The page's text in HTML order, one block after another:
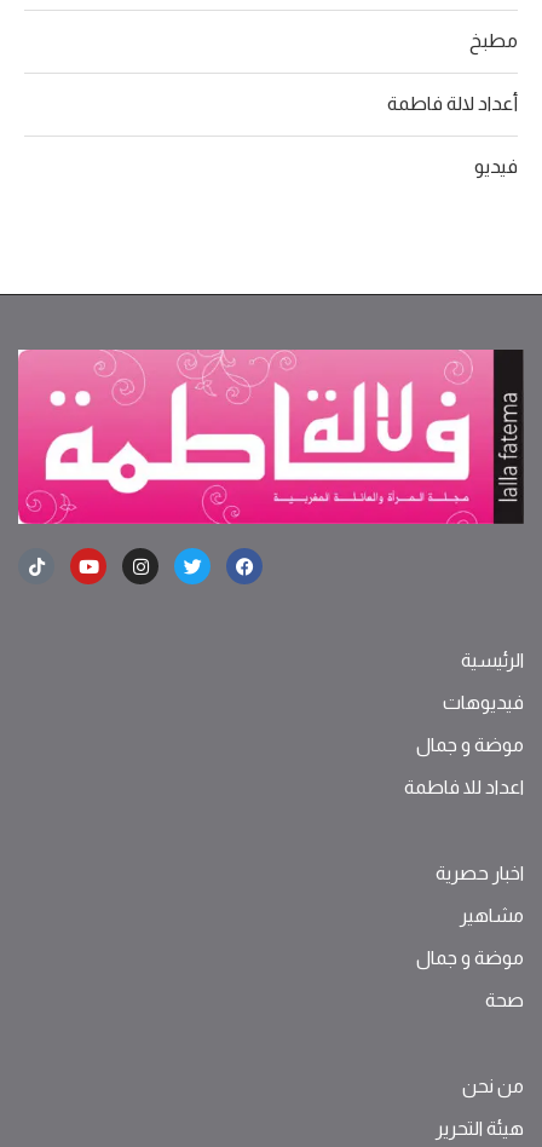
مطبخ
أعداد لالة فاطمة
فيديو
الرئيسية
فيديوهات
موضة ‫و‬ ‫‬‫جمال‬
اعداد للا فاطمة
اخبار حصرية
مشاهير
موضة ‫و‬ ‫‬‫جمال‬
صحة
من نحن
هيئة التحرير